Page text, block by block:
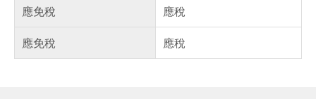
應免稅
應稅
應免稅
應稅